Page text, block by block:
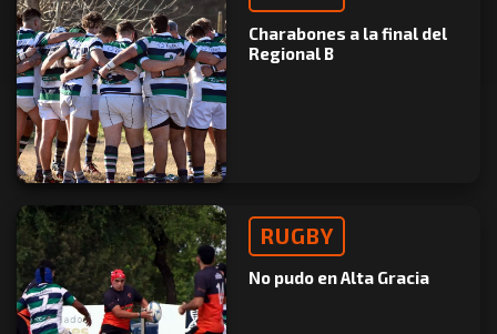
Charabones a la final del
Regional B
RUGBY
No pudo en Alta Gracia